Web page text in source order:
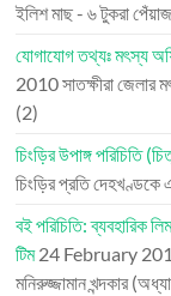
ইলিশ মাছ - ৬ টুকরা
যোগাযোগ তথ্যঃ মৎস্য
2010সাতক্ষীরা
(2)
চিংড়ির উপাঙ্গ পরিচিতি
চিংড়ির প্রতি
বই পরিচিতি: ব্যবহারিক
টিম24 February
মনিরুজ্জামান খন্দকার